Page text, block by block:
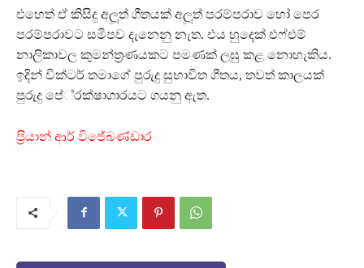
එහෙත් ඒ කිසිදු අලූත් ගීතයක් අලූත් පරම්පරාව හෝ පෙර
පරම්පරාවට සමීපව දැනෙනු නැත. එය හුදෙක් එෆ්එම්
නාලිකාවල කුමන්ත‍්‍රණයකට පමණක් ලඝු කළ නොහැකිය.
ඉදින් වික්ටර් තමාගේ පුරුදු සුභාවිත ගීතය, තවත් කාලයක්
පුරුදු පේ‍්‍රක්ෂාගාරයට ගයනු ඇත.
ප‍්‍රියාන් ආර් විජේබණ්ඩාර